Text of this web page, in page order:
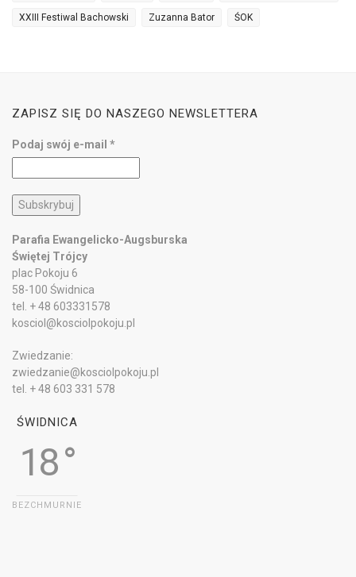
XXIII Festiwal Bachowski Zuzanna Bator ŚOK
ZAPISZ SIĘ DO NASZEGO NEWSLETTERA
Podaj swój e-mail *
Parafia Ewangelicko-Augsburska
Świętej Trójcy
plac Pokoju 6
58-100 Świdnica
tel. + 48 603331578
kosciol@kosciolpokoju.pl
Zwiedzanie:
zwiedzanie@kosciolpokoju.pl
tel. + 48 603 331 578
ŚWIDNICA
18 °
BEZCHMURNIE